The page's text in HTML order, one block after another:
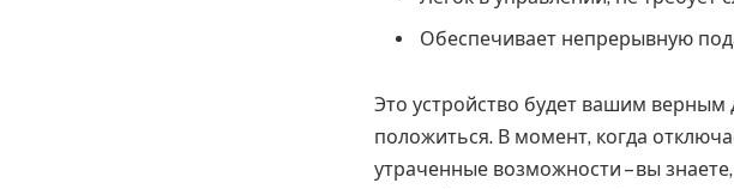
Обеспечивает непрерывную
Это устройство будет вашим
положиться. В момент, когда
утраченные возможности – вы